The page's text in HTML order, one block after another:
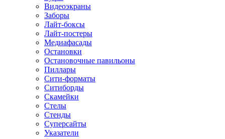
Видеоэкраны
Заборы
Лайт-боксы
Лайт-постеры
Медиафасады
Остановки
Остановочные павильоны
Пиллары
Сити-форматы
Ситиборды
Скамейки
Стелы
Стенды
Суперсайты
Указатели